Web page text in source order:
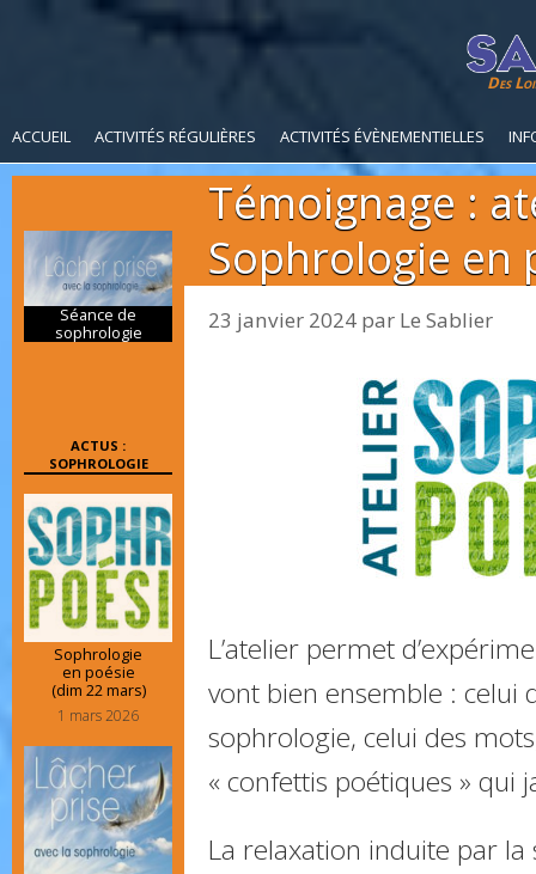
Des
ACCUEIL ACTIVITÉS RÉGULIÈRES ACTIVITÉS ÉVÈNEMENTIELLES
Témoignage :
Sophrologie en
23 janvier 2024 par Le Sablier
L’atelier permet
vont bien ensemble : celui
sophrologie, celui des
« confettis poétiques » qui
La relaxation induite par la
Séance de
sophrologie
ACTUS :
SOPHROLOGIE
Sophrologie
en poésie
(dim 22 mars)
1 mars 2026